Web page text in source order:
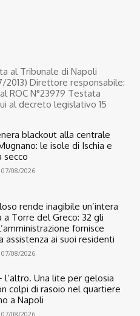
al Tribunale di Napoli
2013) Direttore responsabile:
ROC N°23979 Testata
al decreto legislativo 15
blackout alla centrale
le isole di Ischia e
secco
07/08/2026
rende inagibile un’intera
a Torre del Greco: 32 gli
fornisce
assistenza ai suoi residenti
07/08/2026
l’altro. Una lite per gelosia
colpi di rasoio nel quartiere
a Napoli
07/08/2026